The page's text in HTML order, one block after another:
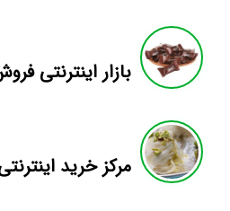
مرکز خرید